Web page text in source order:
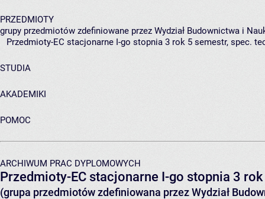
PRZEDMIOTY
grupy przedmiotów zdefiniowane przez Wydział Budownictwa i
Przedmioty-EC stacjonarne I-go stopnia 3 rok 5 semestr, spec.
STUDIA
AKADEMIKI
POMOC
ARCHIWUM PRAC DYPLOMOWYCH
Przedmioty-EC stacjonarne I-go stopnia 3
(grupa przedmiotów zdefiniowana przez Wydział